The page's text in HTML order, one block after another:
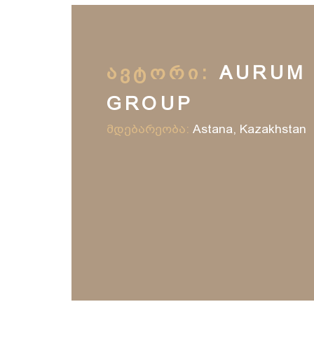
ᲐᲕᲢᲝᲠᲘ:
AURUM
GROUP
მდებარეობა: Astana, Kazakhstan